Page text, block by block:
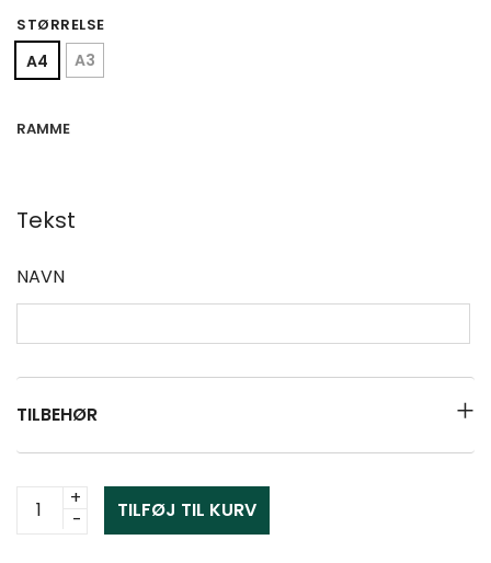
STØRRELSE
A4 A3
RAMME
Tekst
NAVN
TILBEHØR
Navnetavle
papirklip
TILFØJ TIL KURV